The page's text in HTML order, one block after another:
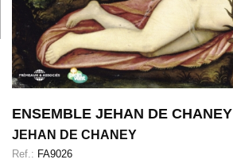
ENSEMBLE JEHAN DE CHANEY
JEHAN DE CHANEY
Ref.: FA9026